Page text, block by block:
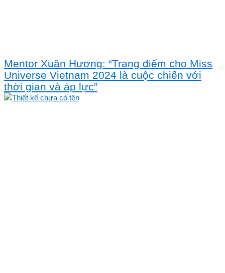
Mentor Xuân Hương: “Trang điểm cho Miss
Universe Vietnam 2024 là cuộc chiến với
thời gian và áp lực”